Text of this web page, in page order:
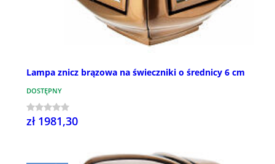
Lampa znicz brązowa na świeczniki o średnicy 6 cm
DOSTĘPNY
zł 1981,30